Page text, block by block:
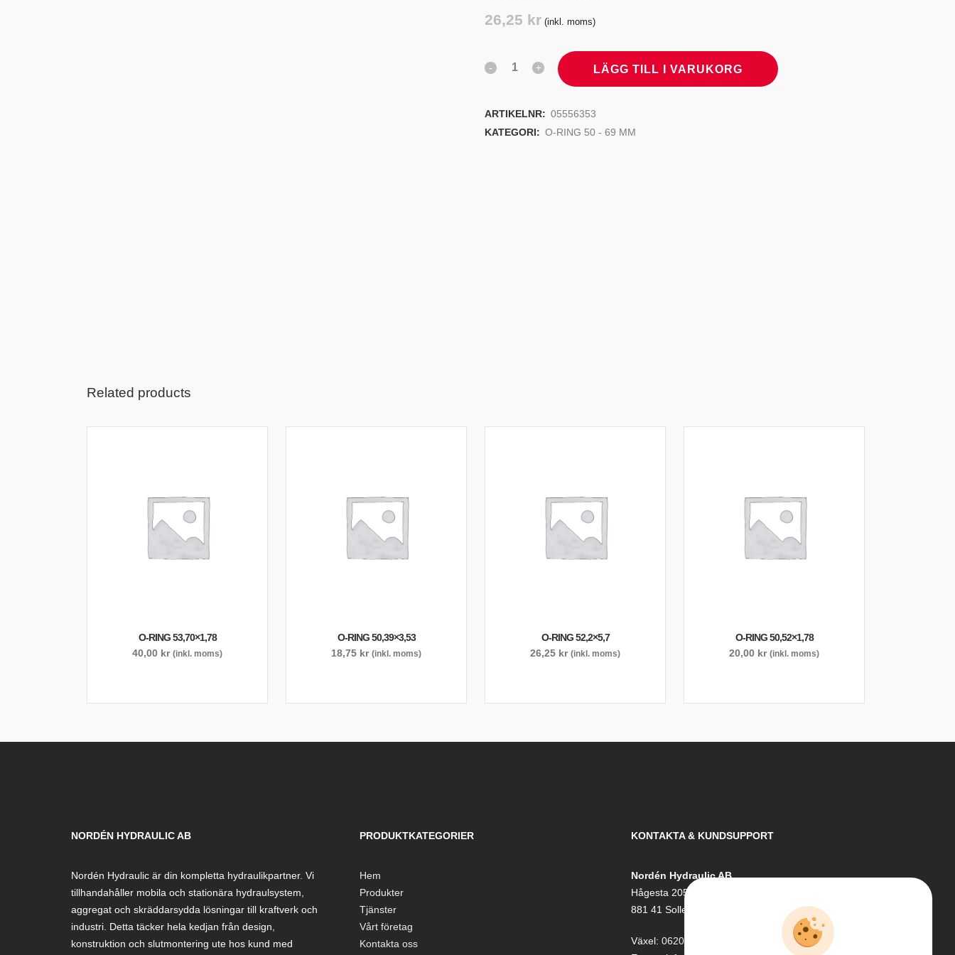
26,25 kr (inkl. moms)
LÄGG TILL I VARUKORG
ARTIKELNR: 05556353
KATEGORI: O-RING 50 - 69 MM
Related products
O-RING 53,70×1,78
40,00 kr (inkl. moms)
O-RING 50,39×3,53
18,75 kr (inkl. moms)
O-RING 52,2×5,7
26,25 kr (inkl. moms)
O-RING 50,52×1,78
20,00 kr (inkl. moms)
NORDÉN HYDRAULIC AB
Nordén Hydraulic är din kompletta hydraulikpartner. Vi
tillhandahåller mobila och stationära hydraulsystem,
aggregat och skräddarsydda lösningar till kraftverk och
industri. Detta täcker hela kedjan från design,
konstruktion och slutmontering ute hos kund med
PRODUKTKATEGORIER
Hem
Produkter
Tjänster
Vårt företag
Kontakta oss
KONTAKTA & KUNDSUPPORT
Nordén Hydraulic AB
Hågesta 205
881 41 Sollefteå
Växel: 0620-161 41